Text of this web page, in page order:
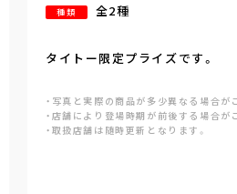
種類 全2種
タイトー限定プライズです。
・写真と実際の商品が多少異なる場合が
・店舗により登場時期が前後する場合が
・取扱店舗は随時更新となります。